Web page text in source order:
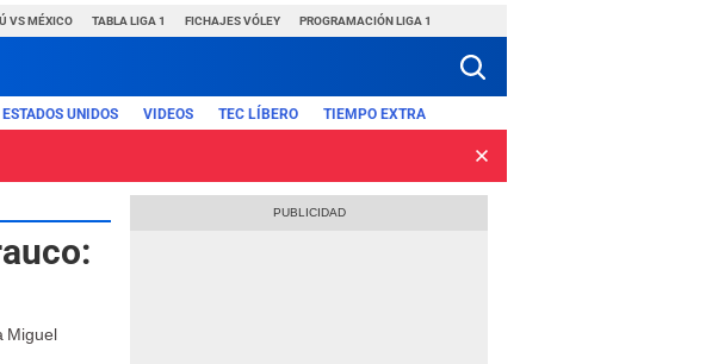
VS MÉXICO TABLA LIGA 1 FICHAJES VÓLEY PROGRAMACIÓN LIGA 1
ESTADOS UNIDOS VIDEOS TEC LÍBERO TIEMPO EXTRA
Miguel